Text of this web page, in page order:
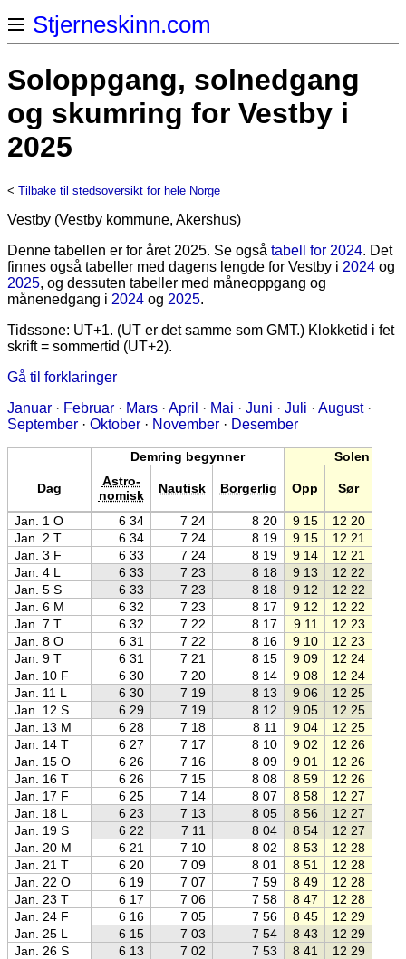
Stjerneskinn.com
Soloppgang, solnedgang
og skumring for Vestby i
2025
< Tilbake til stedsoversikt for hele Norge
Vestby (Vestby kommune, Akershus)
Denne tabellen er for året 2025. Se også tabell for 2024. Det
finnes også tabeller med dagens lengde for Vestby i 2024 og
2025, og dessuten tabeller med måneoppgang og
månenedgang i 2024 og 2025.
Tidssone: UT+1. (UT er det samme som GMT.) Klokketid i fet
skrift = sommertid (UT+2).
Gå til forklaringer
Januar · Februar · Mars · April · Mai · Juni · Juli · August·
September · Oktober · November · Desember
Demring begynner Solen
Dag
Astro-
nomisk
Nautisk Borgerlig Opp Sør
Jan. 1 O 6 34 7 24 8 20 9 15 12 20
Jan. 2 T
6 34 7 24 8 19 9 15 12 21
Jan. 3 F
6 33 7 24 8 19 9 14 12 21
Jan. 4 L
6 33 7 23 8 18 9 13 12 22
Jan. 5 S
6 33 7 23 8 18 9 12 12 22
Jan. 6 M
6 32 7 23 8 17 9 12 12 22
Jan. 7 T
6 32 7 22 8 17 9 11 12 23
Jan. 8 O
6 31 7 22 8 16 9 10 12 23
Jan. 9 T
6 31 7 21 8 15 9 09 12 24
Jan. 10 F
6 30 7 20 8 14 9 08 12 24
Jan. 11 L
6 30 7 19 8 13 9 06 12 25
Jan. 12 S
6 29 7 19 8 12 9 05 12 25
Jan. 13 M
6 28 7 18 8 11 9 04 12 25
Jan. 14 T
6 27 7 17 8 10 9 02 12 26
Jan. 15 O
6 26 7 16 8 09 9 01 12 26
Jan. 16 T
6 26 7 15 8 08 8 59 12 26
Jan. 17 F
6 25 7 14 8 07 8 58 12 27
Jan. 18 L
6 23 7 13 8 05 8 56 12 27
Jan. 19 S
6 22 7 11 8 04 8 54 12 27
Jan. 20 M
6 21 7 10 8 02 8 53 12 28
Jan. 21 T
6 20 7 09 8 01 8 51 12 28
Jan. 22 O
6 19 7 07 7 59 8 49 12 28
Jan. 23 T
6 17 7 06 7 58 8 47 12 28
Jan. 24 F
6 16 7 05 7 56 8 45 12 29
Jan. 25 L
6 15 7 03 7 54 8 43 12 29
Jan. 26 S
6 13 7 02 7 53 8 41 12 29